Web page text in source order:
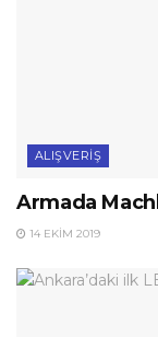
ALIŞVERIŞ
Armada
14 EKIM 2019